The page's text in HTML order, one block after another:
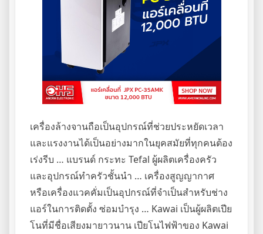
เครื่องล้างจานถือเป็นอุปกรณ์ที่ช่วยประหยัดเวลา
และแรงงานได้เป็นอย่างมากในยุคสมัยที่ทุกคนต้อง
เร่งรีบ … แบรนด์ กระทะ Tefal ผู้ผลิตเครื่องครัว
และอุปกรณ์ทำครัวชั้นนำ … เครื่องสูญญากาศ
หรือเครื่องแวคคั่มเป็นอุปกรณ์ที่จำเป็นสำหรับช่าง
แอร์ในการติดตั้ง ซ่อมบำรุง … Kawai เป็นผู้ผลิตเปีย
โนที่มีชื่อเสียงมายาวนาน เปียโนไฟฟ้าของ Kawai